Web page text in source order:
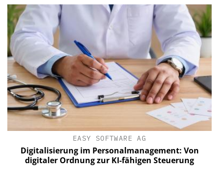
EASY SOFTWARE AG
Digitalisierung im Personalmanagement: Von
digitaler Ordnung zur KI-fähigen Steuerung